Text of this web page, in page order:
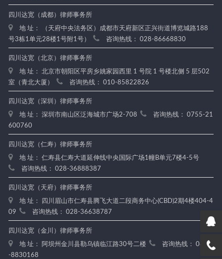
四川达宽（成都）律师事务所
地 址： （天府中央法务区）成都市天府新区正兴街道博览城路188
号3栋1单元28楼1号附1号）
咨询热线： 028-86668830
四川达宽（北京）律师事务所
地 址： 北京市朝阳区平房乡姚家园西里 1 号院 1 号楼北侧 5 层502
室（青北大厦）
咨询热线： 010-85822826
四川达宽（深圳）律师事务所
地 址： 深圳市南山区泛海城市广场2-708
咨询热线： 0755-21
600760
四川达宽（仁寿）律师事务所
地 址： 仁寿县仁寿大道延伸线中央国际广场1幢B单元7楼4-5号
咨询热线： 028-36888387
四川达宽（天府）律师事务所
地 址： 四川眉山市仁寿县腾飞大道二段商务中心(CBD)2期4楼404-4
09
咨询热线： 028-36638787
四川达宽（金川）律师事务所
地 址： 阿坝州金川县勒乌镇临江路30号二楼
咨询热线： 0837
-8830168